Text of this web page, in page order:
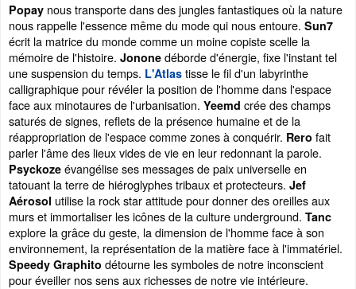
Popay nous transporte dans des jungles fantastiques où la nature
nous rappelle l'essence même du mode qui nous entoure. Sun7
écrit la matrice du monde comme un moine copiste scelle la
mémoire de l'histoire. Jonone déborde d'énergie, fixe l'instant tel
une suspension du temps. L'Atlas tisse le fil d'un labyrinthe
calligraphique pour révéler la position de l'homme dans l'espace
face aux minotaures de l'urbanisation. Yeemd crée des champs
saturés de signes, reflets de la présence humaine et de la
réappropriation de l'espace comme zones à conquérir. Rero fait
parler l'âme des lieux vides de vie en leur redonnant la parole.
Psyckoze évangélise ses messages de paix universelle en
tatouant la terre de hiéroglyphes tribaux et protecteurs. Jef
Aérosol utilise la rock star attitude pour donner des oreilles aux
murs et immortaliser les icônes de la culture underground. Tanc
explore la grâce du geste, la dimension de l'homme face à son
environnement, la représentation de la matière face à l'immatériel.
Speedy Graphito détourne les symboles de notre inconscient
pour éveiller nos sens aux richesses de notre vie intérieure.